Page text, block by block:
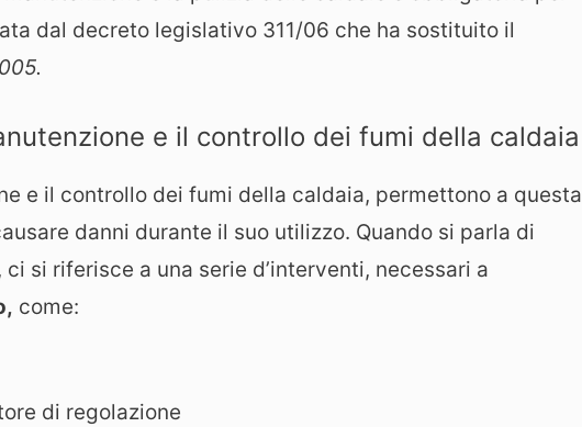
dal decreto legislativo 311/06 che ha sostituito il
e il controllo dei fumi della caldaia
e il controllo dei fumi della caldaia, permettono a questa
danni durante il suo utilizzo. Quando si parla di
, ci si riferisce a una serie d’interventi, necessari a
come:
di regolazione